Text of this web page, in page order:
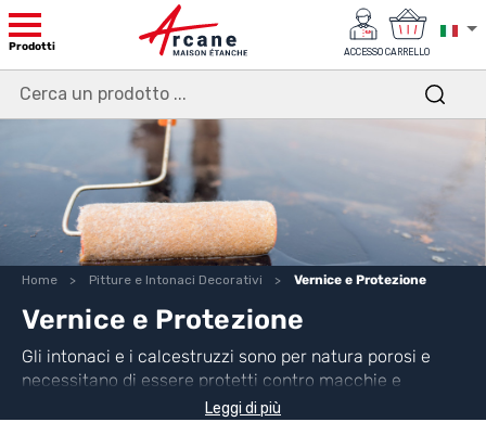
Prodotti ACCESSO CARRELLO
Home Pitture e Intonaci Decorativi Vernice e Protezione
Vernice e Protezione
Gli intonaci e i calcestruzzi sono per natura porosi e
necessitano di essere protetti contro macchie e
sporcizia di vario tipo. Vi proponiamo una gamma di
Leggi di più